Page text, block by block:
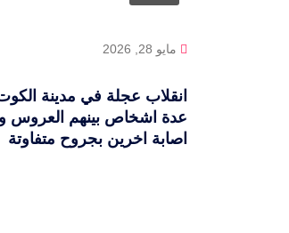
مايو 28, 2026
انقلاب عجلة في مدينة
عدة اشخاص بينهم العروس
اصابة اخرين بجروح متفاوتة